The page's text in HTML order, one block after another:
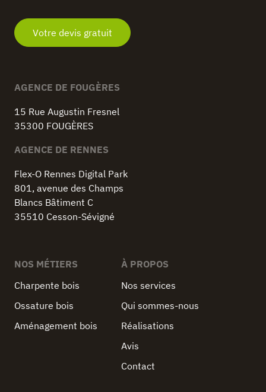
Votre devis gratuit
AGENCE DE FOUGÈRES
15 Rue Augustin Fresnel
35300 FOUGÈRES
AGENCE DE RENNES
Flex-O Rennes Digital Park
801, avenue des Champs
Blancs Bâtiment C
35510 Cesson-Sévigné
NOS MÉTIERS
Charpente bois
Ossature bois
Aménagement bois
À PROPOS
Nos services
Qui sommes-nous
Réalisations
Avis
Contact